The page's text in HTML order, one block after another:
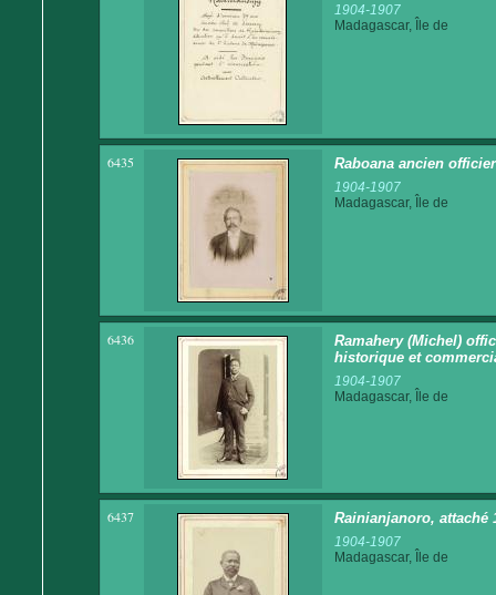
1904-1907
Madagascar, Île de
6435 Raboana ancien
1904-1907
Madagascar, Île de
6436
Ramahery (Michel)
historique et
1904-1907
Madagascar, Île de
6437 Rainianjanoro, attaché
1904-1907
Madagascar, Île de